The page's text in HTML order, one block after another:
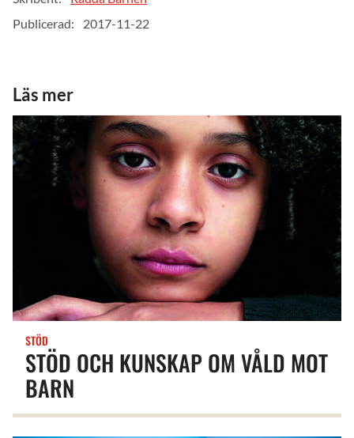
Publicerad:
2017-11-22
Läs mer
STÖD OCH KUNSKAP OM VÅLD MOT
BARN
STÖD